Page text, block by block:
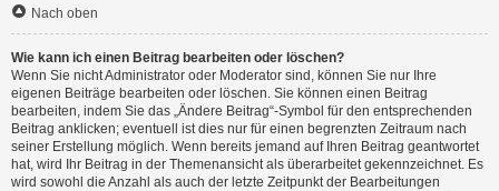
Nach oben
Wie kann ich einen Beitrag bearbeiten oder löschen?
Wenn Sie nicht Administrator oder Moderator sind, können Sie nur Ihre
eigenen Beiträge bearbeiten oder löschen. Sie können einen Beitrag
bearbeiten, indem Sie das „Ändere Beitrag“-Symbol für den entsprechenden
Beitrag anklicken; eventuell ist dies nur für einen begrenzten Zeitraum nach
seiner Erstellung möglich. Wenn bereits jemand auf Ihren Beitrag geantwortet
hat, wird Ihr Beitrag in der Themenansicht als überarbeitet gekennzeichnet. Es
wird sowohl die Anzahl als auch der letzte Zeitpunkt der Bearbeitungen